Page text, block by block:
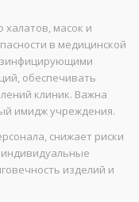
халатов, масок и
в медицинской
обеспечивать
клиник. Важна
имидж учреждения.
снижает риски
индивидуальные
изделий и